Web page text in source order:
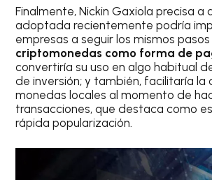
Finalmente, Nickin Gaxiola precisa a
adoptada recientemente podría
empresas a seguir los mismos pasos
criptomonedas como forma de
convertiría su uso en algo habitual
de inversión; y también, facilitaría la
monedas locales al momento de
transacciones, que destaca como
rápida popularización.